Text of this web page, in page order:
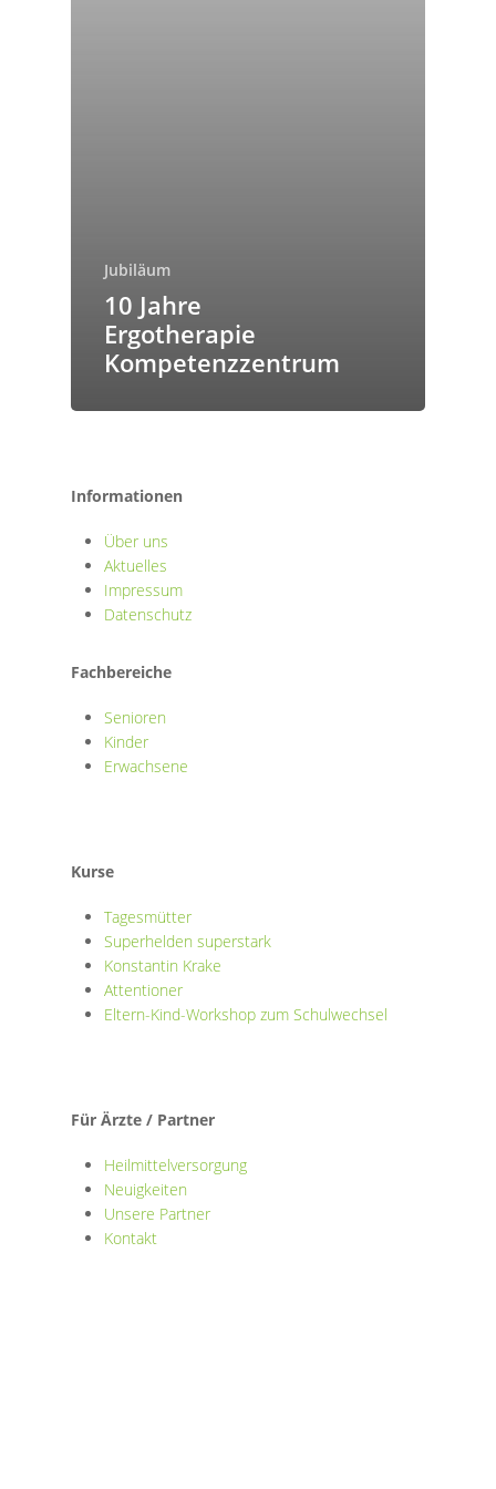
Jubiläum
10 Jahre
Ergotherapie
Kompetenzzentrum
Informationen
Über uns
Aktuelles
Impressum
Datenschutz
Fachbereiche
Senioren
Kinder
Erwachsene
Kurse
Tagesmütter
Superhelden superstark
Konstantin Krake
Attentioner
Eltern-Kind-Workshop zum Schulwechsel
Für Ärzte / Partner
Heilmittelversorgung
Neuigkeiten
Unsere Partner
Kontakt